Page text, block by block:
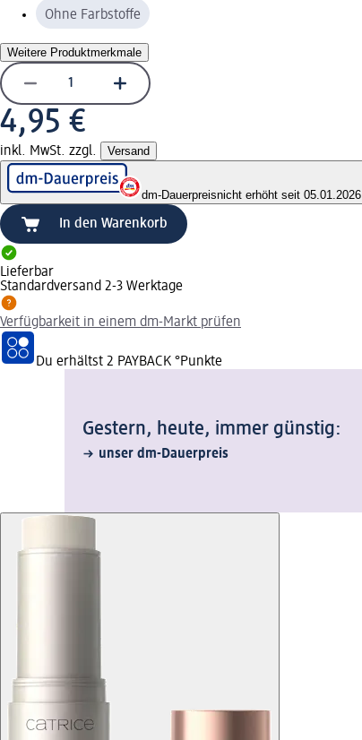
Ohne Farbstoffe
Weitere Produktmerkmale
4,95 €
inkl. MwSt. zzgl. Versand
dm-Dauerpreisnicht erhöht seit 05.01.2026
In den Warenkorb
Lieferbar
Standardversand 2-3 Werktage
Verfügbarkeit in einem dm-Markt prüfen
Du erhältst 2 PAYBACK °Punkte
Gestern, heute, immer günstig:
unser dm-Dauerpreis